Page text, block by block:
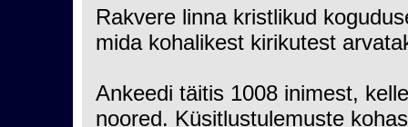
Rakvere linna kristlikud
mida kohalikest kirikutest
Ankeedi täitis 1008 inimest,
noored. Küsitlustulemuste